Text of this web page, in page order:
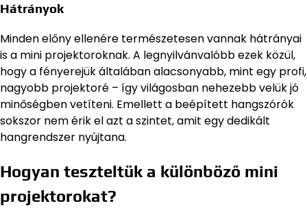
Hátrányok
Minden előny ellenére természetesen vannak hátrányai
is a mini projektoroknak. A legnyilvánvalóbb ezek közül,
hogy a fényerejük általában alacsonyabb, mint egy profi,
nagyobb projektoré – így világosban nehezebb velük jó
minőségben vetíteni. Emellett a beépített hangszórók
sokszor nem érik el azt a szintet, amit egy dedikált
hangrendszer nyújtana.
Hogyan teszteltük a különböző mini
projektorokat?